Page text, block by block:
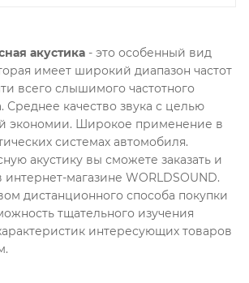
акустика - это особенный вид
имеет широкий диапазон частот
всего слышимого частотного
Среднее качество звука с целью
экономии. Широкое применение в
системах автомобиля.
акустику вы сможете заказать и
магазине WORLDSOUND.
дистанционного способа покупки
тщательного изучения
интересующих товаров